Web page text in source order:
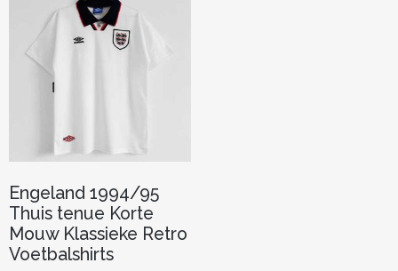
Engeland 1994/95
Thuis tenue Korte
Mouw Klassieke Retro
Voetbalshirts